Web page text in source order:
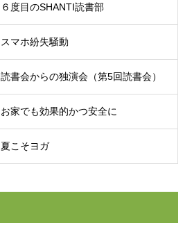
６度目のSHANTI読書部
スマホ紛失騒動
読書会からの独演会（第5回読書会）
お家でも効果的かつ安全に
夏こそヨガ